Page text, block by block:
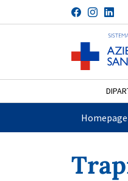
Salta al contenuto
TrapiantiHomepage